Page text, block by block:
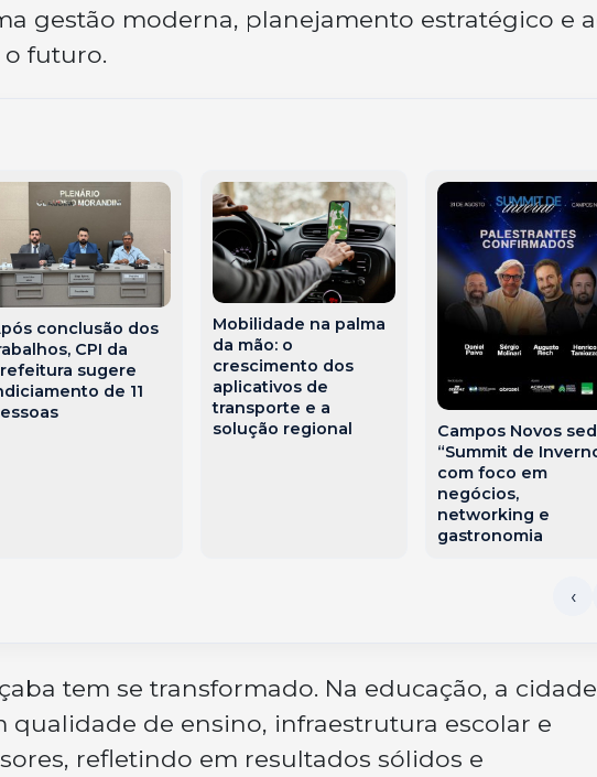
gestão moderna, planejamento estratégico e
o futuro.
conclusão dos
CPI da
sugere
de 11
Mobilidade na palma
da mão: o
crescimento dos
aplicativos de
transporte e a
solução regional
Campos Novos
“Summit de
com foco em
negócios,
networking e
gastronomia
tem se transformado. Na educação, a cidade
qualidade de ensino, infraestrutura escolar e
refletindo em resultados sólidos e